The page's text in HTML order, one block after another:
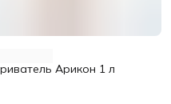
Арикон 1 л